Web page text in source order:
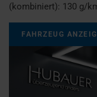
(kombiniert): 130 g/
FAHRZEUG